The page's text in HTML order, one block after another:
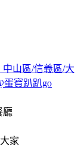
中山區/信義區/大
蛋寶趴趴go
家